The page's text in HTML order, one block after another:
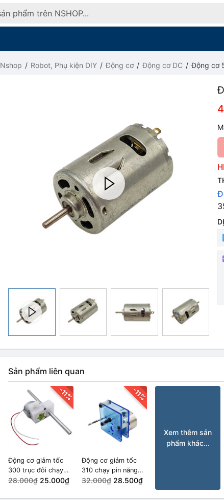
Nshop Robot, Phụ kiện DIY Động cơ Động cơ DC Động cơ
Sản phẩm liên quan
-11%
Động cơ giảm tốc
300 trục đôi chạy
pin năng lượng mặt
28.000₫ 25.000₫
-11%
Động cơ giảm tốc
310 chạy pin năng
lượng mặt trời
32.000₫ 28.500₫
Xem thêm sản
phẩm khác...